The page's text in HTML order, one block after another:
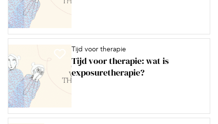
Tijd voor therapie
Tijd voor therapie: wat is
exposuretherapie?